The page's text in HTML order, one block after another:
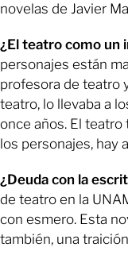
novelas de Javier
¿El teatro como un
personajes están
profesora de teatro
teatro, lo llevaba a
once años. El teatro
los personajes, hay
¿Deuda con la
de teatro en la
con esmero. Esta
también, una